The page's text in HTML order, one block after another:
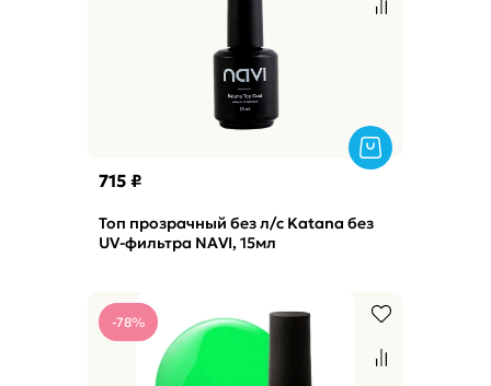
715 ₽
Топ прозрачный без л/с Katana без
UV-фильтра NAVI, 15мл
-78%